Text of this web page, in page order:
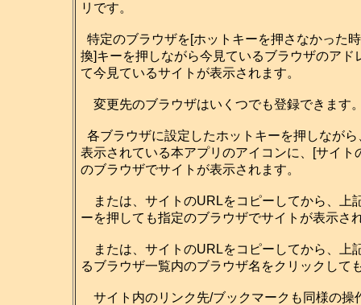
リです。
特定のブラウザを[ホットキーを押さなかった
換]キーを押しながら今見ているブラウザのア
て今見ているサイトが表示されます。
変更先のブラウザはいくつでも登録できます
各ブラウザに設定したホットキーを押しなが
表示されている本アプリのアイコンに、[サイ
のブラウザでサイトが表示されます。
または、サイトのURLをコピーしてから、上
ーを押しても指定のブラウザでサイトが表示さ
または、サイトのURLをコピーしてから、上
るブラウザ一覧内のブラウザ名をクリックして
サイト内のリンク先/ブックマークも同様の操